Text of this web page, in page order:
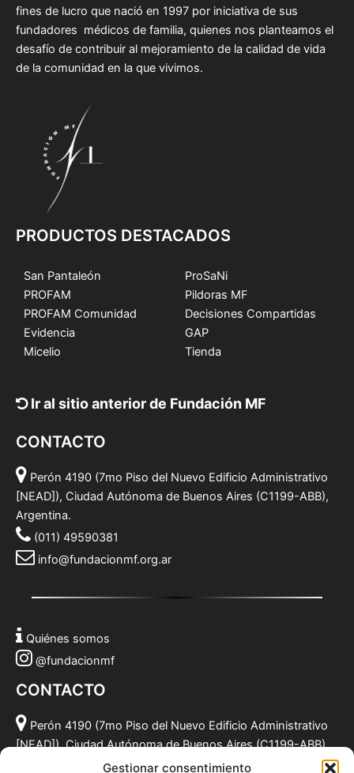
Gestionar consentimiento
fines de lucro que nació en 1997 por iniciativa de sus
fundadores médicos de familia, quienes nos planteamos el
desafío de contribuir al mejoramiento de la calidad de vida
de la comunidad en la que vivimos.
PRODUCTOS DESTACADOS
San Pantaleón
PROFAM
PROFAM Comunidad
Evidencia
Micelio
ProSaNi
Pildoras MF
Decisiones Compartidas
GAP
Tienda
Ir al sitio anterior de Fundación MF
CONTACTO
Perón 4190 (7mo Piso del Nuevo Edificio Administrativo
[NEAD]), Ciudad Autónoma de Buenos Aires (C1199-ABB),
Argentina.
(011) 49590381
info@fundacionmf.org.ar
Quiénes somos
@fundacionmf
CONTACTO
Perón 4190 (7mo Piso del Nuevo Edificio Administrativo
[NEAD]), Ciudad Autónoma de Buenos Aires (C1199-ABB),